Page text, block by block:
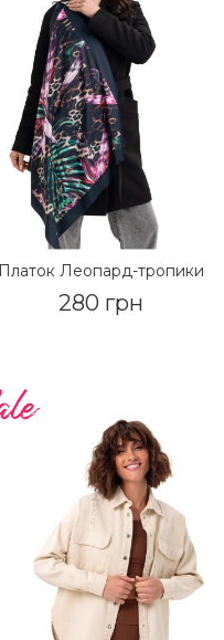
Платок Леопард-тропики
280 грн